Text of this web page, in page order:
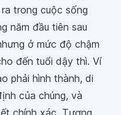
trong cuộc sống
năm đầu tiên sau
ở mức độ chậm
đến tuổi dậy thì. Ví
phải hình thành, di
của chúng, và